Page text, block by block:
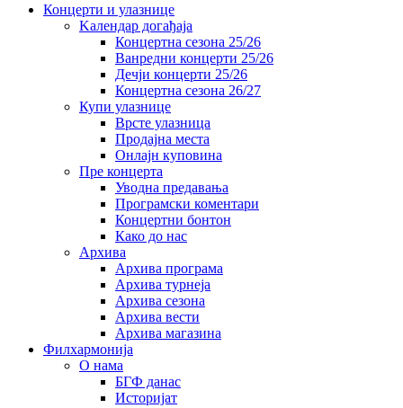
Концерти и улазнице
Kалендар догађаја
Концертна сезона 25/26
Ванредни концерти 25/26
Дечји концерти 25/26
Концертна сезона 26/27
Купи улазнице
Врсте улазница
Продајна места
Oнлајн куповинa
Пре концерта
Уводна предавања
Програмски коментари
Концертни бонтон
Како до нас
Архива
Архива програма
Архива турнеја
Архива сезона
Архива вести
Архива магазина
Филхармонија
О нама
БГФ данас
Историјат